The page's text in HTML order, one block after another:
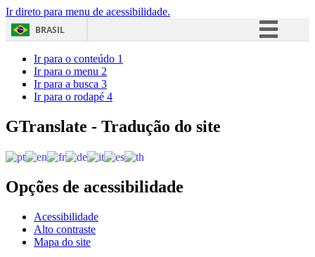
Ir direto para menu de acessibilidade.
BRASIL
Acesso à informação
Ir para o conteúdo 1
Ir para o menu 2
Ir para a busca 3
Ir para o rodapé 4
GTranslate - Tradução do site
Opções de acessibilidade
Acessibilidade
Alto contraste
Mapa do site